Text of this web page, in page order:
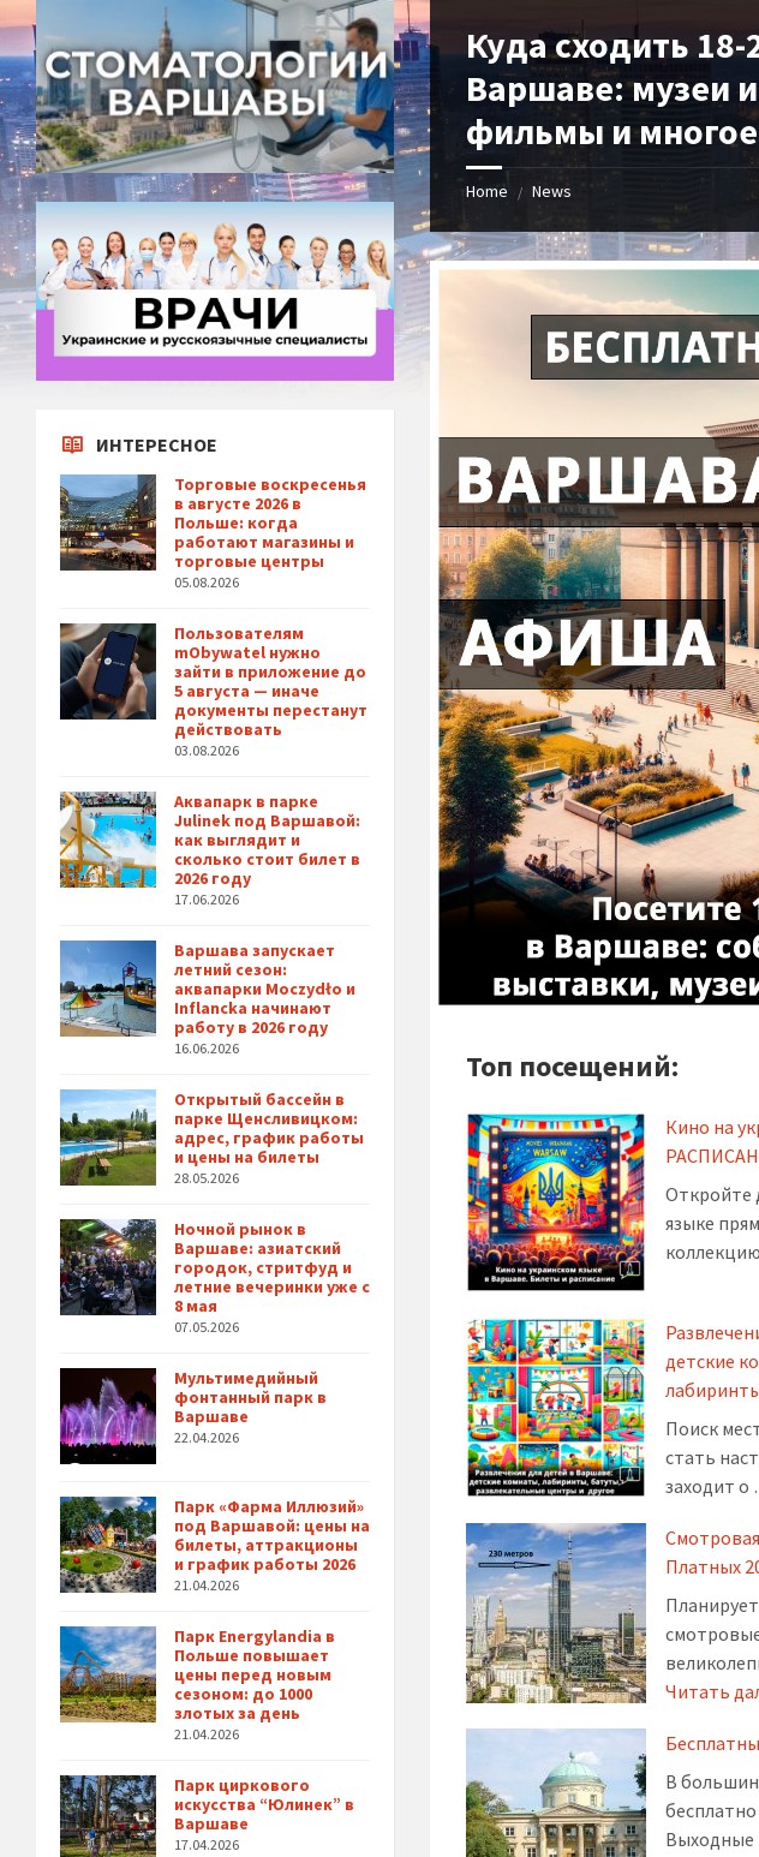
Куда сходить 18-
Варшаве: музеи
фильмы и
Home / News
Топ посещений:
Кино на
Откройте
языке
детские
Поиск
стать
заходит
Платных
Читать
В
ИНТЕРЕСНОЕ
Торговые воскресенья
в августе 2026 в
Польше: когда
работают магазины и
торговые центры
05.08.2026
Пользователям
mObywatel нужно
зайти в приложение до
5 августа — иначе
документы перестанут
действовать
03.08.2026
Аквапарк в парке
Julinek под Варшавой:
как выглядит и
сколько стоит билет в
2026 году
17.06.2026
Варшава запускает
летний сезон:
аквапарки Moczydło и
Inflancka начинают
работу в 2026 году
16.06.2026
Открытый бассейн в
парке Щенсливицком:
адрес, график работы
и цены на билеты
28.05.2026
Ночной рынок в
Варшаве: азиатский
городок, стритфуд и
летние вечеринки уже с
8 мая
07.05.2026
Мультимедийный
фонтанный парк в
Варшаве
22.04.2026
Парк «Фарма Иллюзий»
под Варшавой: цены на
билеты, аттракционы
и график работы 2026
21.04.2026
Парк Energylandia в
Польше повышает
цены перед новым
сезоном: до 1000
злотых за день
21.04.2026
Парк циркового
искусства “Юлинек” в
Варшаве
17.04.2026